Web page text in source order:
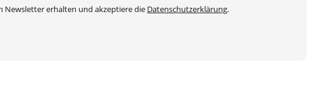
Newsletter erhalten und akzeptiere die Datenschutzerklärung.